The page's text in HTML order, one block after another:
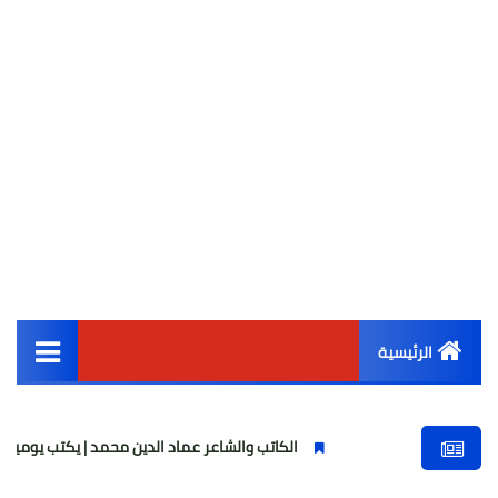
الرئيسية
أخبار مصر
الكاتب والشاعر عماد الدين محمد | يكتب يوميات شاعر